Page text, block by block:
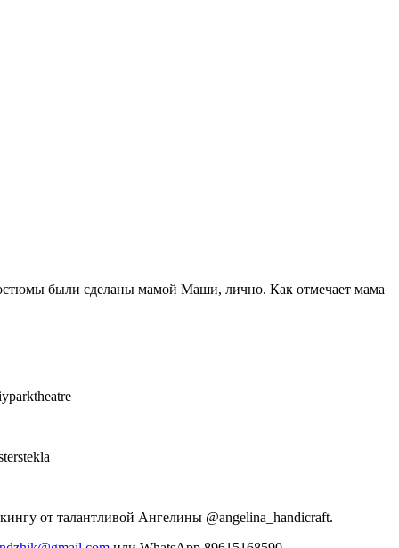
были сделаны мамой Маши, лично. Как отмечает мама
от талантливой Ангелины @angelina_handicraft.